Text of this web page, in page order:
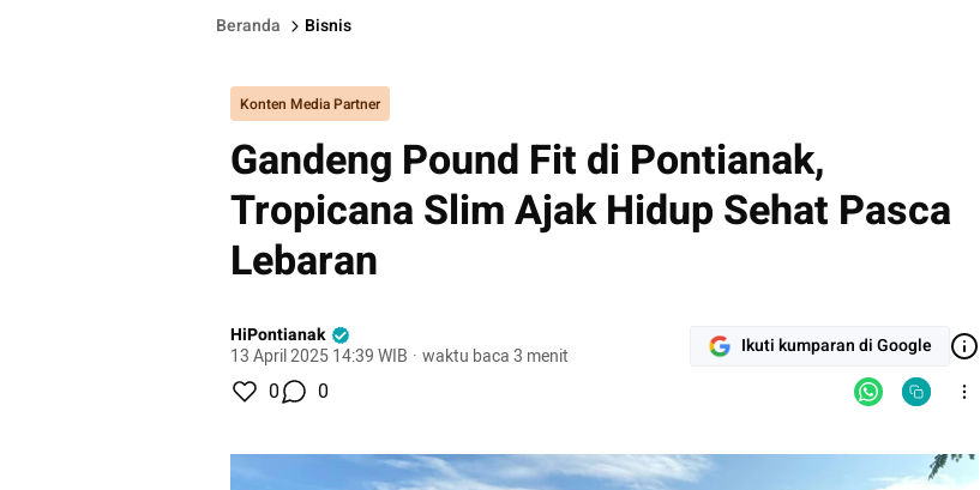
Beranda Bisnis
Konten Media Partner
Gandeng Pound Fit di Pontianak,
Tropicana Slim Ajak Hidup Sehat Pasca
Lebaran
HiPontianak
13 April 2025 14:39 WIB · waktu baca 3 menit Ikuti kumparan di Google
0 0